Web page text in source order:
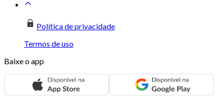
Política de privacidade
Termos de uso
Baixe o app